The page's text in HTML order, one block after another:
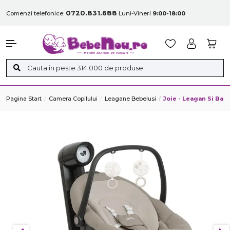
Comenzi telefonice: 0720.831.688 Luni-Vineri 9:00-18:00
Pagina Start Camera Copilului Leagane Bebelusi Joie - Leagan Si